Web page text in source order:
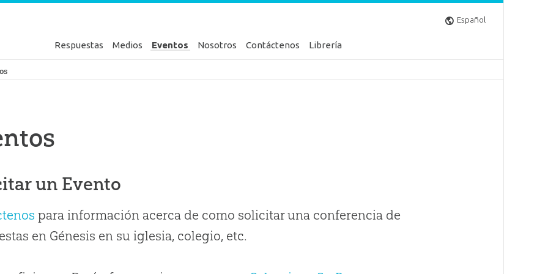
Español
Respuestas Medios Eventos Nosotros Contáctenos Librería
Génesis
un Evento
para información acerca de como solicitar una conferencia de
en Génesis en su iglesia, colegio, etc.